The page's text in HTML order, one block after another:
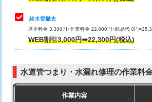
マス交換（深さ50㎝以上）
コンクリート斫り（厚さ10㎝まで）
その他部品の脱着
交換・取付（タンク）
式）)
式・ワンホール）)
給水管撤去
基本料金 3,300円+作業料金 22,000円+部品代 0円
WEB割引3,000円➡22,300円(税込)
水道管つまり・水漏れ修理の作業料
作業内容